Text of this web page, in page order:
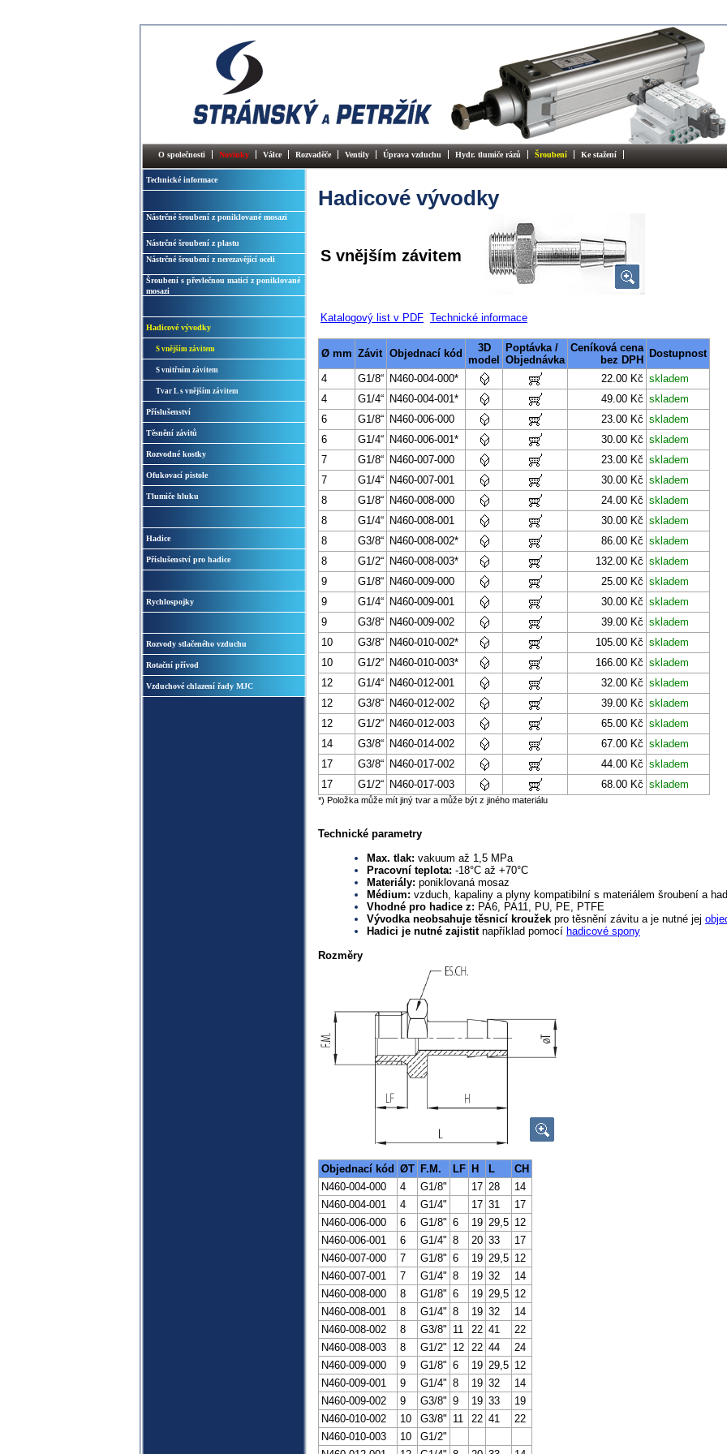
O společnosti Novinky Válce Rozvaděče Ventily Úprava vzduchu Hydr. tlumiče rázů Šroubení Ke stažení
Technické informace
Nástrčné šroubení z poniklované mosazi
Nástrčné šroubení z plastu
Nástrčné šroubení z nerezavějící oceli
Šroubení s převlečnou maticí z poniklované
mosazi
Hadicové vývodky
S vnějším závitem
S vnitřním závitem
Tvar L s vnějším závitem
Příslušenství
Těsnění závitů
Rozvodné kostky
Ofukovací pistole
Tlumiče hluku
Hadice
Příslušenství pro hadice
Rychlospojky
Rozvody stlačeného vzduchu
Rotační přívod
Vzduchové chlazení řady MJC
Hadicové vývodky
S vnějším závitem
Katalogový list v PDF Technické informace
*) Položka může mít jiný tvar a může být z jiného materiálu
Ø mm Závit Objednací kód
3D
model
Poptávka /
Objednávka
Ceníková cena
bez DPH
Dostupnost
4 G1/8“ N460-004-000* 22.00 Kč skladem
4
G1/4“ N460-004-001* 49.00 Kč skladem
6
G1/8“ N460-006-000 23.00 Kč skladem
6
G1/4“ N460-006-001* 30.00 Kč skladem
7
G1/8“ N460-007-000 23.00 Kč skladem
7
G1/4“ N460-007-001 30.00 Kč skladem
8
G1/8“ N460-008-000 24.00 Kč skladem
8
G1/4“ N460-008-001 30.00 Kč skladem
8
G3/8“ N460-008-002* 86.00 Kč skladem
8
G1/2“ N460-008-003* 132.00 Kč skladem
9
G1/8“ N460-009-000 25.00 Kč skladem
9
G1/4“ N460-009-001 30.00 Kč skladem
9
G3/8“ N460-009-002 39.00 Kč skladem
10
G3/8“ N460-010-002* 105.00 Kč skladem
10
G1/2“ N460-010-003* 166.00 Kč skladem
12
G1/4“ N460-012-001 32.00 Kč skladem
12
G3/8“ N460-012-002 39.00 Kč skladem
12
G1/2“ N460-012-003 65.00 Kč skladem
14
G3/8“ N460-014-002 67.00 Kč skladem
17
G3/8“ N460-017-002 44.00 Kč skladem
17
G1/2“ N460-017-003 68.00 Kč skladem
Technické parametry
Max. tlak: vakuum až 1,5 MPa
Pracovní teplota: -18°C až +70°C
Materiály: poniklovaná mosaz
Médium: vzduch, kapaliny a plyny kompatibilní s materiálem šroubení a
Vhodné pro hadice z: PA6, PA11, PU, PE, PTFE
Vývodka neobsahuje těsnicí kroužek pro těsnění závitu a je nutné jej
Hadici je nutné zajistitnapříklad pomocí hadicové spony
Rozměry
Objednací kód ØT F.M. LF H L
CH
N460-004-000
4 G1/8" 17 28
14
N460-004-001
4 G1/4" 17 31
17
N460-006-000
6 G1/8" 6 19 29,5 12
N460-006-001
6 G1/4" 8 20 33
17
N460-007-000
7 G1/8" 6 19 29,5 12
N460-007-001
7 G1/4" 8 19 32
14
N460-008-000
8 G1/8" 6 19 29,5 12
N460-008-001
8 G1/4" 8 19 32
14
N460-008-002
8 G3/8" 11 22 41
22
N460-008-003
8 G1/2" 12 22 44
24
N460-009-000
9 G1/8" 6 19 29,5 12
N460-009-001
9 G1/4" 8 19 32
14
N460-009-002
9 G3/8" 9 19 33
19
N460-010-002
10 G3/8" 11 22 41
22
N460-010-003
10
G1/2"